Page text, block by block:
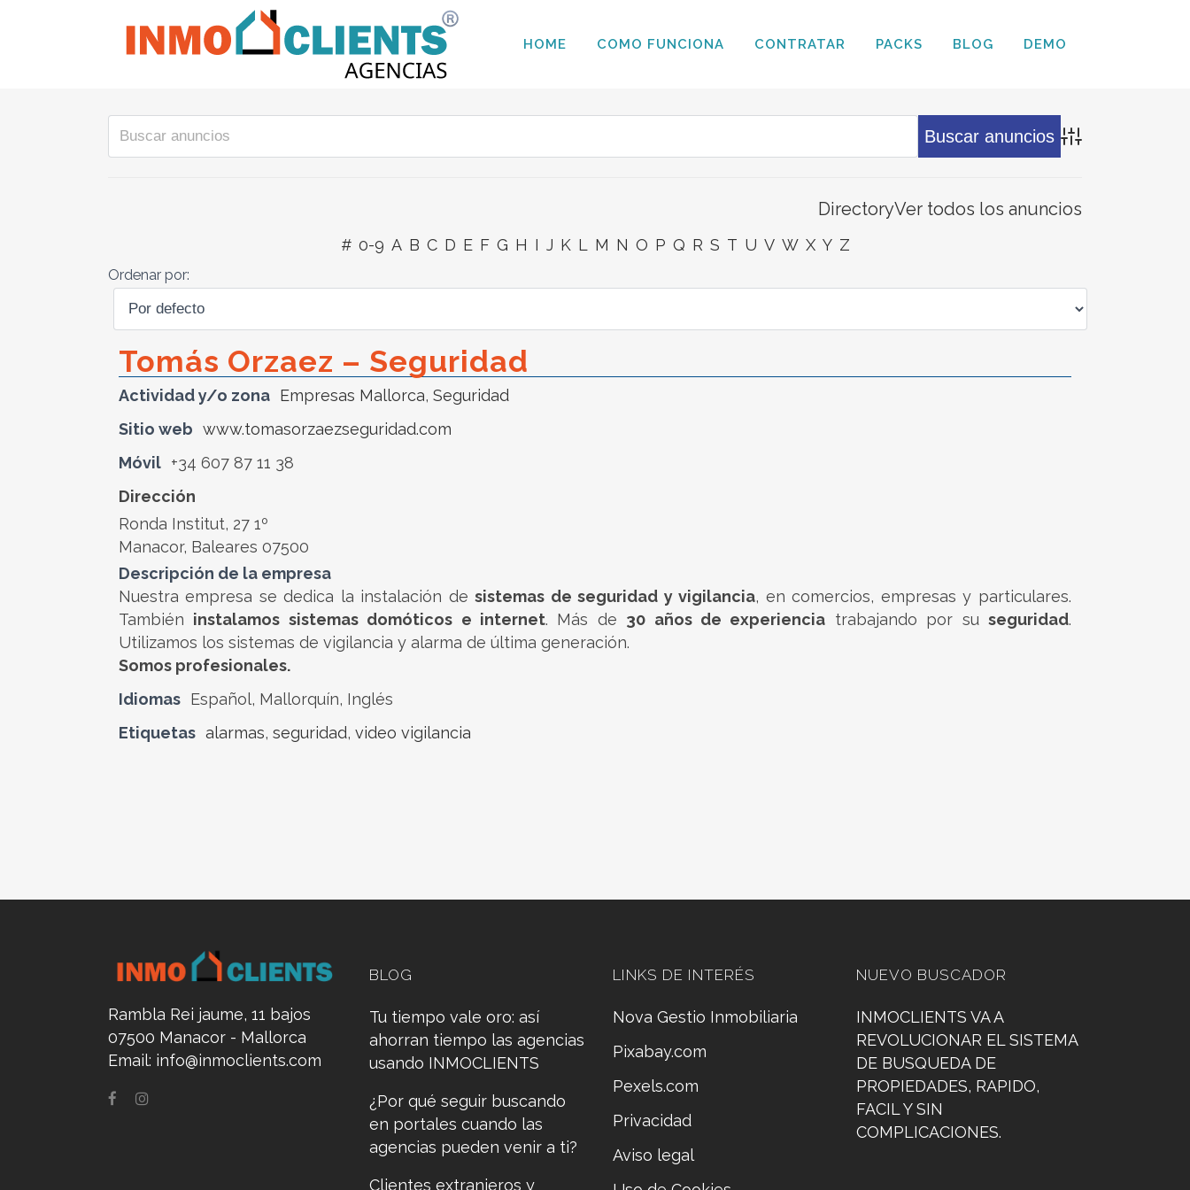
HOME COMO FUNCIONA CONTRATAR PACKS BLOG DEMO
Búsqueda
DirectoryVer todos los anuncios
# 0-9 A B C D E F G H I J K L M N O P Q R S T U V W X Y Z
Ordenar por:
Tomás Orzaez – Seguridad
Actividad y/o zona Empresas Mallorca, Seguridad
Sitio web www.tomasorzaezseguridad.com
Móvil +34 607 87 11 38
Dirección
Ronda Institut, 27 1º
Manacor, Baleares 07500
Descripción de la empresa
Nuestra empresa se dedica la instalación desistemas de seguridad y vigilancia, en comercios, empresas y particulares.
También instalamos sistemas domóticos e internet. Más de 30 años de experiencia trabajando por su seguridad.
Utilizamos los sistemas de vigilancia y alarma de última generación.
Somos profesionales.
Idiomas Español, Mallorquín, Inglés
Etiquetas alarmas, seguridad, video vigilancia
Rambla Rei jaume, 11 bajos
07500 Manacor - Mallorca
Email: info@inmoclients.com
BLOG
Tu tiempo vale oro: así
ahorran tiempo las agencias
usando INMOCLIENTS
¿Por qué seguir buscando
en portales cuando las
agencias pueden venir a ti?
Clientes extranjeros y
LINKS DE INTERÉS
Nova Gestio Inmobiliaria
Pixabay.com
Pexels.com
Privacidad
Aviso legal
NUEVO BUSCADOR
INMOCLIENTS VA A
REVOLUCIONAR EL SISTEMA
DE BUSQUEDA DE
PROPIEDADES, RAPIDO,
FACIL Y SIN
COMPLICACIONES.